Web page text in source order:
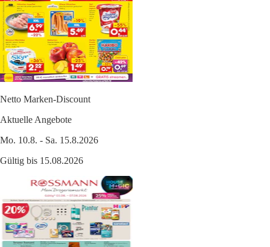
Netto Marken-Discount
Aktuelle Angebote
Mo. 10.8. - Sa. 15.8.2026
Gültig bis 15.08.2026